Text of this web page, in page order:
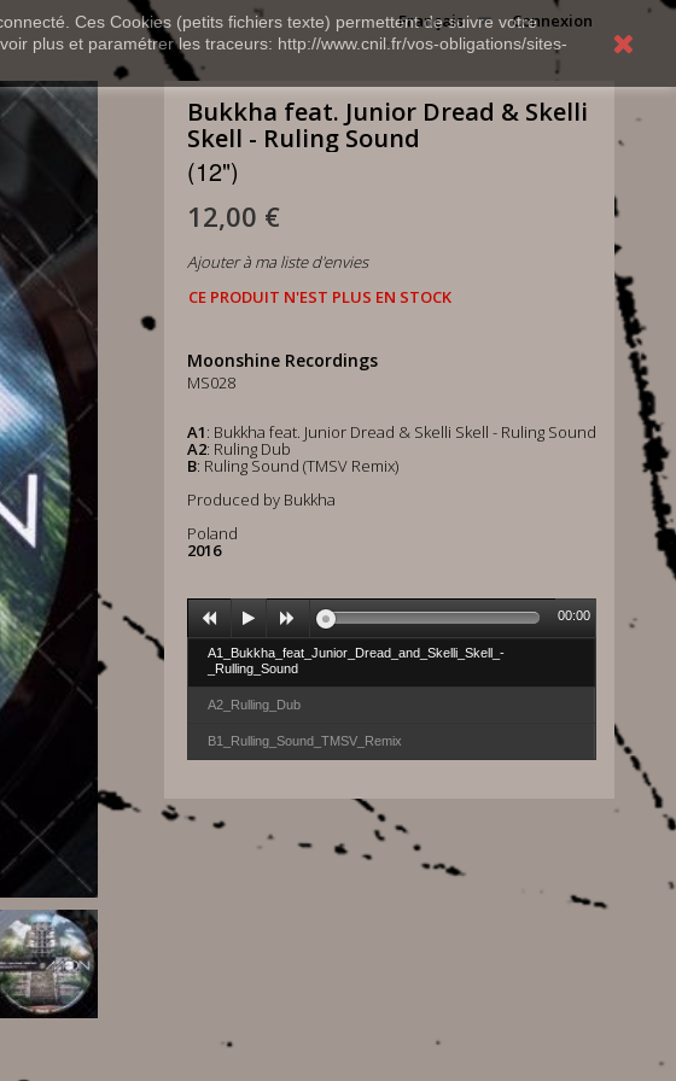
Ces Cookies (petits fichiers texte) permettent de suivre votre
plus et paramétrer les traceurs: http://www.cnil.fr/vos-obligations/sites-
Connexion
Français
Bukkha feat. Junior Dread & Skelli
Skell - Ruling Sound
(12")
12,00 €
Ajouter à ma liste d'envies
CE PRODUIT N'EST PLUS EN STOCK
Moonshine Recordings
MS028
A1: Bukkha feat. Junior Dread & Skelli Skell - Ruling Sound
A2: Ruling Dub
B: Ruling Sound (TMSV Remix)
Produced by Bukkha
Poland
2016
A1_Bukkha_feat_Junior_Dread_and_Skelli_Skell_-
_Rulling_Sound
A2_Rulling_Dub
B1_Rulling_Sound_TMSV_Remix
00:00